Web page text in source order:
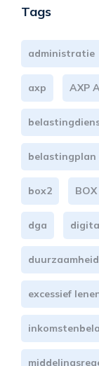
Tags
administratie
axp AXP
belastingplan
box2 BOX
dga
duurzaamheid
excessief